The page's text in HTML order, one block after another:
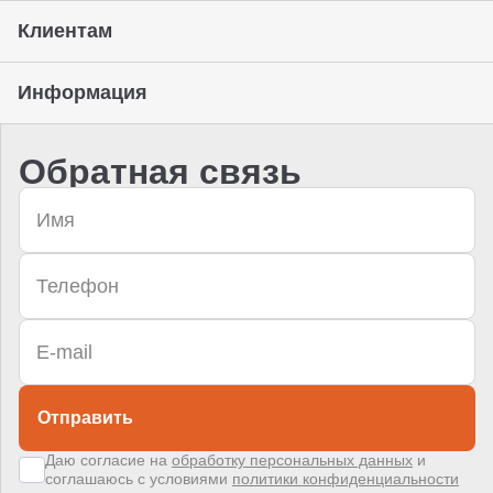
Клиентам
Информация
Обратная связь
Отправить
Даю согласие на обработку персональных данных и
соглашаюсь с условиями политики конфиденциальности